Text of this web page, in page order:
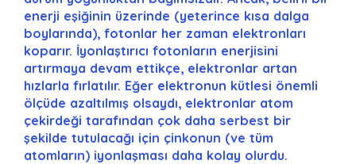
enerji eşiğinin üzerinde (yeterince kısa dalga
boylarında), fotonlar her zaman elektronları
koparır. İyonlaştırıcı fotonların enerjisini
artırmaya devam ettikçe, elektronlar artan
hızlarla fırlatılır. Eğer elektronun kütlesi önemli
ölçüde azaltılmış olsaydı, elektronlar atom
çekirdeği tarafından çok daha serbest bir
şekilde tutulacağı için çinkonun (ve tüm
atomların) iyonlaşması daha kolay olurdu.